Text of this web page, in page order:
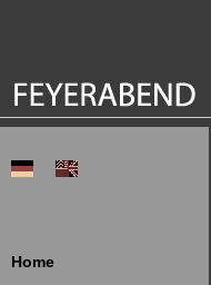
Home